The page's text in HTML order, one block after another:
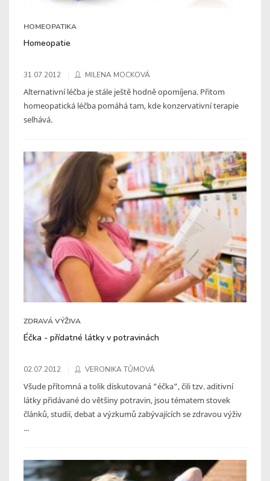
HOMEOPATIKA
Homeopatie
31.07.2012 MILENA MOCKOVÁ
Alternativní léčba je stále ještě hodně opomíjena. Přitom
homeopatická léčba pomáhá tam, kde konzervativní terapie
selhává.
ZDRAVÁ VÝŽIVA
Éčka - přídatné látky v potravinách
02.07.2012 VERONIKA TŮMOVÁ
Všude přítomná a tolik diskutovaná “éčka“, čili tzv. aditivní
látky přidávané do většiny potravin, jsou tématem stovek
článků, studií, debat a výzkumů zabývajících se zdravou výživ
...